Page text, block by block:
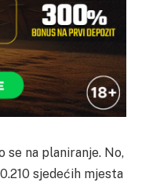
se na planiranje. No,
sjedećih mjesta